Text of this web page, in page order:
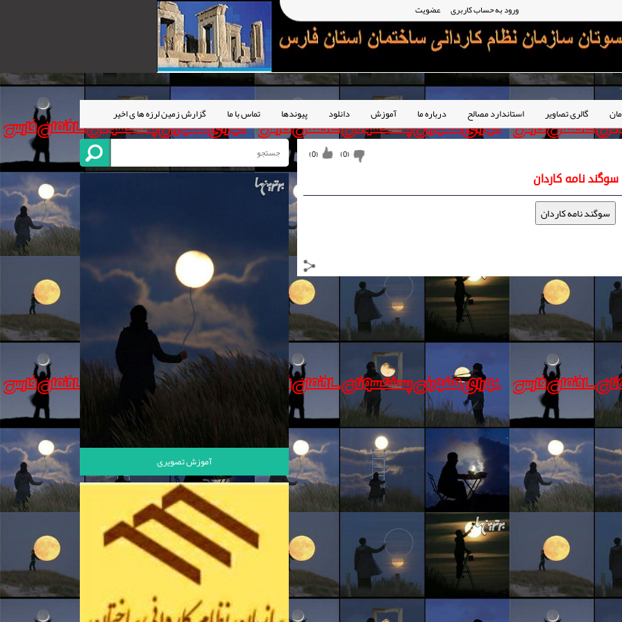
عضویت ورود به حساب کاربری
گالری تصاویر استاندارد مصالح درباره ما آموزش دانلود پیوندها تماس با ما گزارش زمین لرزه ها ی اخیر
آموزش تصویری
(
0
) (
0
)
سوگند نامه کاردان